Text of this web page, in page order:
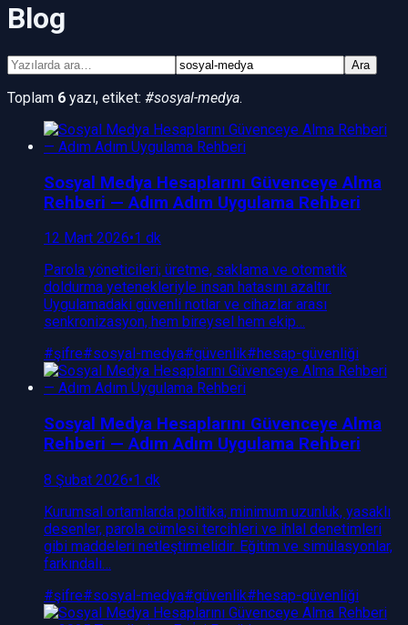
Blog
Ara
Toplam 6 yazı, etiket: #sosyal-medya.
Sosyal Medya Hesaplarını Güvenceye Alma
Rehberi — Adım Adım Uygulama Rehberi
12 Mart 2026•1 dk
Parola yöneticileri; üretme, saklama ve otomatik
doldurma yetenekleriyle insan hatasını azaltır.
Uygulamadaki güvenli notlar ve cihazlar arası
senkronizasyon, hem bireysel hem ekip…
#şifre#sosyal-medya#güvenlik#hesap-güvenliği
Sosyal Medya Hesaplarını Güvenceye Alma
Rehberi — Adım Adım Uygulama Rehberi
8 Şubat 2026•1 dk
Kurumsal ortamlarda politika; minimum uzunluk, yasaklı
desenler, parola cümlesi tercihleri ve ihlal denetimleri
gibi maddeleri netleştirmelidir. Eğitim ve simülasyonlar,
farkındalı…
#şifre#sosyal-medya#güvenlik#hesap-güvenliği